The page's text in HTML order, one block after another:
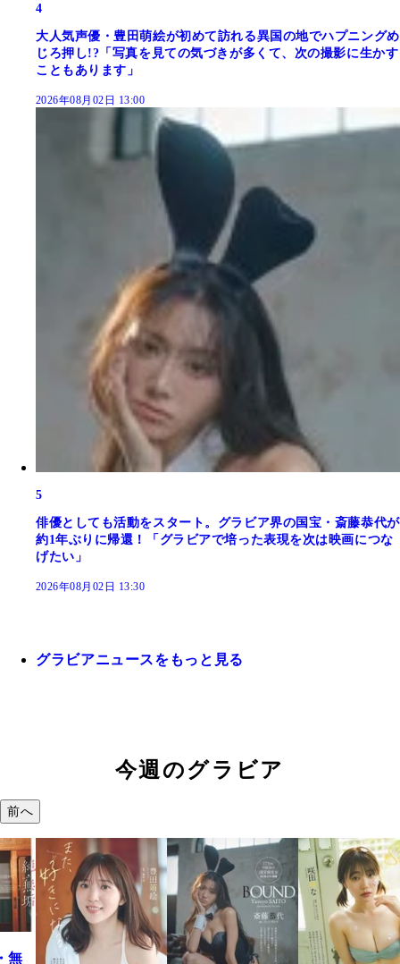
4
大人気声優・豊田萌絵が初めて訪れる異国の地でハプニングめ
じろ押し!?「写真を見ての気づきが多くて、次の撮影に生かす
こともあります」
2026年08月02日 13:00
5
俳優としても活動をスタート。グラビア界の国宝・斎藤恭代が
約1年ぶりに帰還！「グラビアで培った表現を次は映画につな
げたい」
2026年08月02日 13:30
グラビアニュースをもっと見る
今週のグラビア
前へ